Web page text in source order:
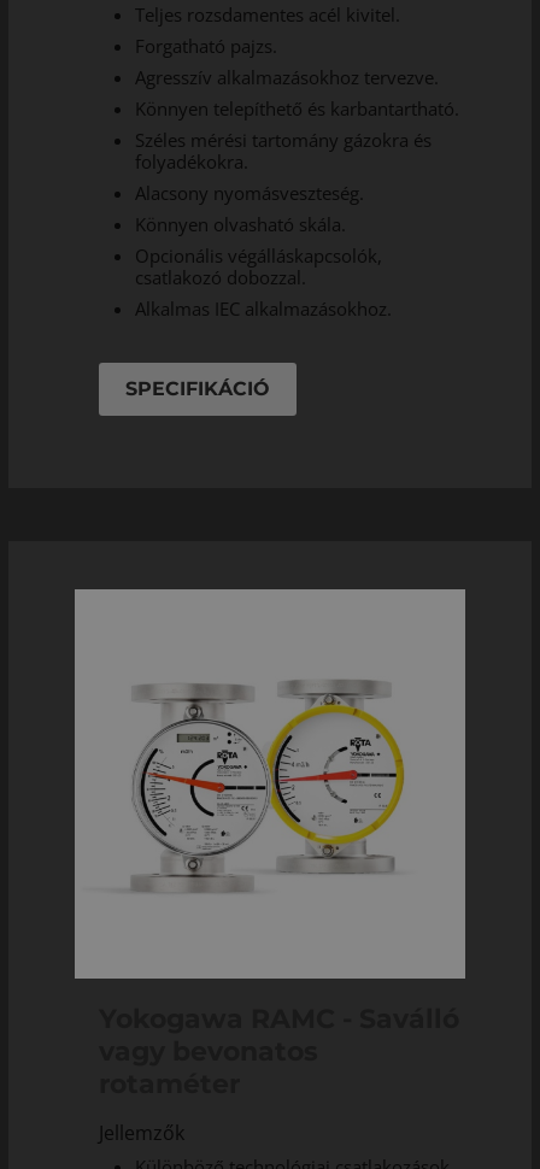
Teljes rozsdamentes acél kivitel.
Forgatható pajzs.
Agresszív alkalmazásokhoz tervezve.
Könnyen telepíthető és karbantartható.
Széles mérési tartomány gázokra és
folyadékokra.
Alacsony nyomásveszteség.
Könnyen olvasható skála.
Opcionális végálláskapcsolók,
csatlakozó dobozzal.
Alkalmas IEC alkalmazásokhoz.
SPECIFIKÁCIÓ
Jellemzők